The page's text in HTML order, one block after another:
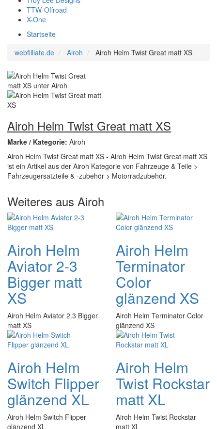
TTW-Offroad
X-One
Startseite
webfilliate.de
Airoh Airoh Helm Twist Great matt XS
Airoh Helm Twist Great matt XS
Marke / Kategorie: Airoh
Airoh Helm Twist Great matt XS - Airoh Helm Twist Great matt XS
ist ein Artikel aus der Airoh Kategorie von Fahrzeuge & Teile >
Fahrzeugersatzteile & -zubehör > Motorradzubehör.
Weiteres aus Airoh
Airoh Helm
Aviator 2-3
Bigger matt
XS
Airoh Helm Aviator 2.3 Bigger
matt XS
Airoh Helm
Terminator
Color
glänzend XS
Airoh Helm Terminator Color
glänzend XS
Airoh Helm
Switch Flipper
glänzend XL
Airoh Helm Switch Flipper
glänzend XL
Airoh Helm
Twist Rockstar
matt XL
Airoh Helm Twist Rockstar
matt XL